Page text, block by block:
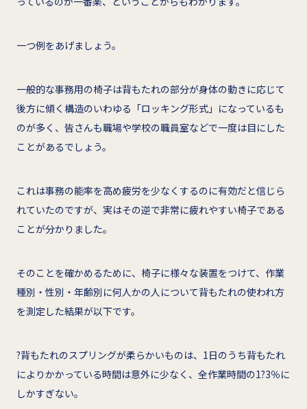
一つ例をあげましょう。
一般的な事務用の椅子は背もたれの部分が身体の動きに応じて
後方に傾く構造のいわゆる「ロッキング形式」になっているも
のが多く、皆さんも職場や学校の職員室などで一度は目にした
ことがあるでしょう。
これは事務の能率を高め疲労を少なくするのに有効だと信じら
れていたのですが、実はその逆で非常に疲れやすい椅子である
ことが分かりました。
そのことを確かめるために、椅子に様々な装置をつけて、作業
種別・性別・年齢別に何人かの人について背もたれの使われ方
を測定した結果が以下です。
?背もたれのスプリングが柔らかいものは、1日のうち背もたれ
によりかかっている時間は意外に少なく、全作業時間の1?3％に
しかすぎない。